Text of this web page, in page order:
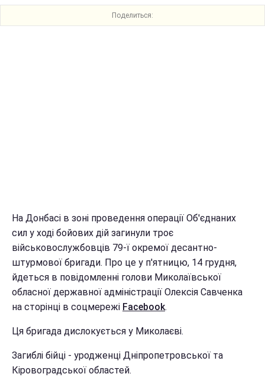
Поделиться:
На Донбасі в зоні проведення операції Об'єднаних
сил у ході бойових дій загинули троє
військовослужбовців 79-ї окремої десантно-
штурмової бригади. Про це у п'ятницю, 14 грудня,
йдеться в повідомленні голови Миколаївської
обласної державної адміністрації Олексія Савченка
на сторінці в соцмережі Facebook.
Ця бригада дислокується у Миколаєві.
Загиблі бійці - уродженці Дніпропетровської та
Кіровоградської областей.